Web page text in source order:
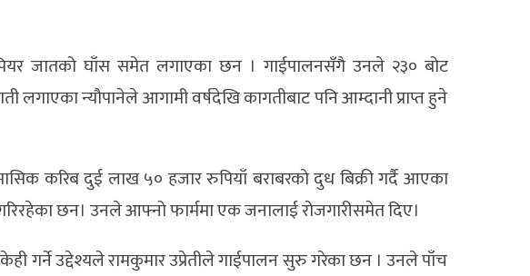
जातको घाँस समेत लगाएका छन । गाईपालनसँगै उनले २३० बोट
न्यौपानेले आगामी वर्षदेखि कागतीबाट पनि आम्दानी प्राप्त हुने
करिब दुई लाख ५० हजार रुपियाँ बराबरको दुध बिक्री गर्दै आएका
छन। उनले आफ्नो फार्ममा एक जनालाई रोजगारीसमेत दिए।
गर्ने उद्देश्यले रामकुमार उप्रेतीले गाईपालन सुरु गरेका छन । उनले पाँच